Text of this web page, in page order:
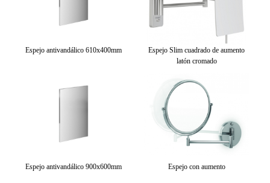
Espejo antivandálico 610x400mm
Espejo Slim cuadrado de aumento
latón cromado
Espejo antivandálico 900x600mm Espejo con aumento